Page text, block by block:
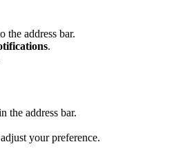
the address bar.
.
the address bar.
your preference.